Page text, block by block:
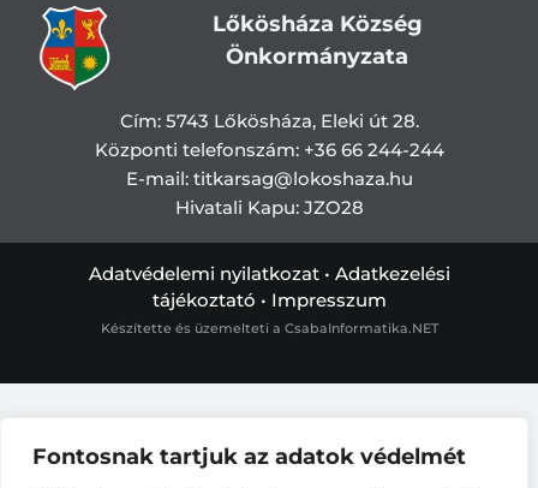
Fontosnak tartjuk az adatok védelmét
Lőkösháza Község
Önkormányzata
Cím: 5743 Lőkösháza, Eleki út 28.
Központi telefonszám: +36 66 244-244
E-mail: titkarsag@lokoshaza.hu
Hivatali Kapu: JZO28
Adatvédelemi nyilatkozat• Adatkezelési
tájékoztató • Impresszum
Készítette és üzemelteti a CsabaInformatika.NET